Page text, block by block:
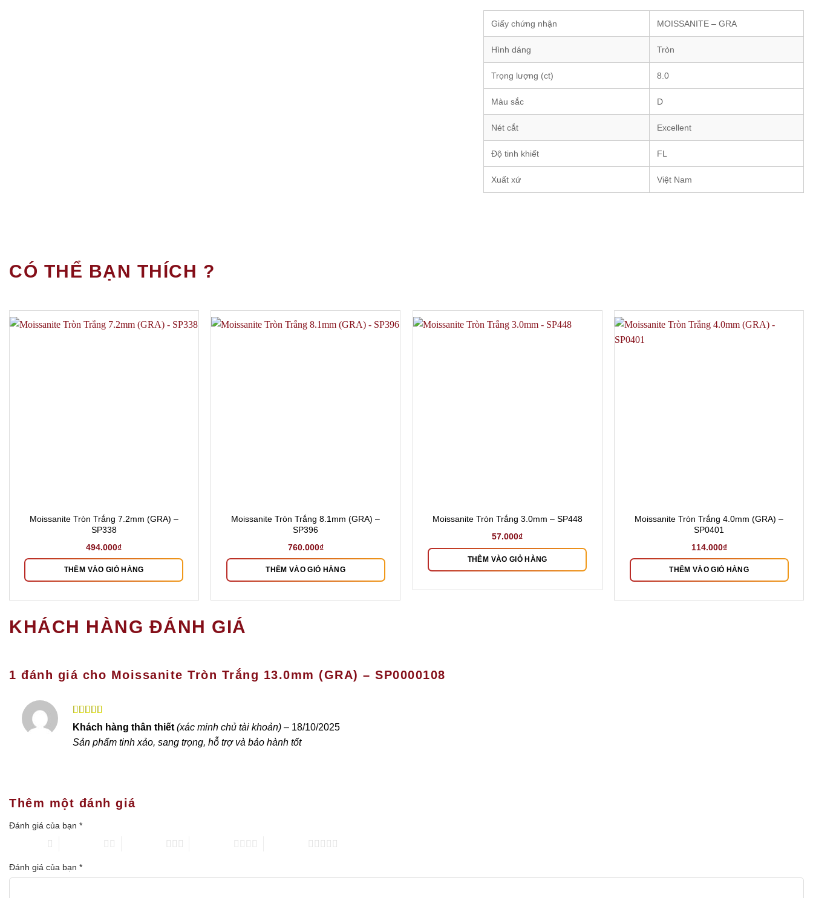
Giấy chứng nhận MOISSANITE – GRA
Hình dáng Tròn
Trọng lượng (ct) 8.0
Màu sắc D
Nét cắt Excellent
Độ tinh khiết FL
Xuất xứ Việt Nam
CÓ THỂ BẠN THÍCH ?
Moissanite Tròn Trắng 7.2mm (GRA) –
SP338
494.000₫
THÊM VÀO GIỎ HÀNG
Moissanite Tròn Trắng 8.1mm (GRA) –
SP396
760.000₫
THÊM VÀO GIỎ HÀNG
Moissanite Tròn Trắng 3.0mm – SP448
57.000₫
THÊM VÀO GIỎ HÀNG
Moissanite Tròn Trắng 4.0mm (GRA) –
SP0401
114.000₫
THÊM VÀO GIỎ HÀNG
KHÁCH HÀNG ĐÁNH GIÁ
1 đánh giá cho Moissanite Tròn Trắng 13.0mm (GRA) – SP0000108
Được xếp
hạng55 sao
Khách hàng thân thiết (xác minh chủ tài khoản) – 18/10/2025
Sản phẩm tinh xảo, sang trọng, hỗ trợ và bảo hành tốt
Thêm một đánh giá
Đánh giá của bạn *
Đánh giá của bạn *